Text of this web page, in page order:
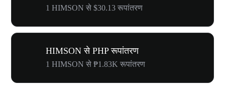
1 HIMSON से $30.13 रूपांतरण
HIMSON से PHP रूपांतरण
1 HIMSON से ₱1.83K रूपांतरण